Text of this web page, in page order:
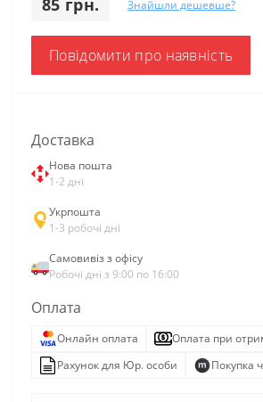
85 грн. Знайшли дешевше?
Повідомити про наявність
Доставка
Нова пошта
1-2 дні
Укрпошта
1-3 робочі дні
Самовивіз з офісу
Робочі дні з 9:00 по 16:00
Оплата
Онлайн оплата
Оплата при
Рахунок для Юр. особи
Покупка